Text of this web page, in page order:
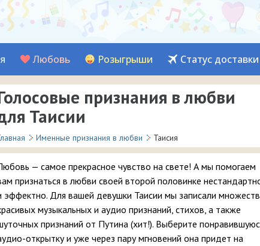
Любовь Розыгрыши Статус доставки
признания в любви
Таисии
Именные признания в любви Таисия
— самое прекрасное чувство на свете! А мы помогаем
признаться в любви своей второй половинке
эффектно. Для вашей девушки Таисии мы записали
музыкальных и аудио признаний, стихов, а также
признаний от Путина (хит!). Выберите
открытку и уже через пару мгновений она придет на